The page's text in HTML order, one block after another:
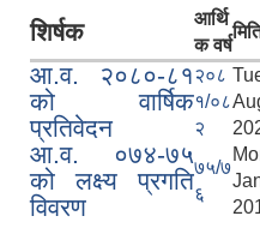
शिर्षक
आर्थि
क वर्ष
आ.व. २०८०-८१
को वार्षिक
प्रतिवेदन
२०८
१/०८
२
आ.व. ०७४-७५
को लक्ष्य प्रगति
विवरण
७५/७
६